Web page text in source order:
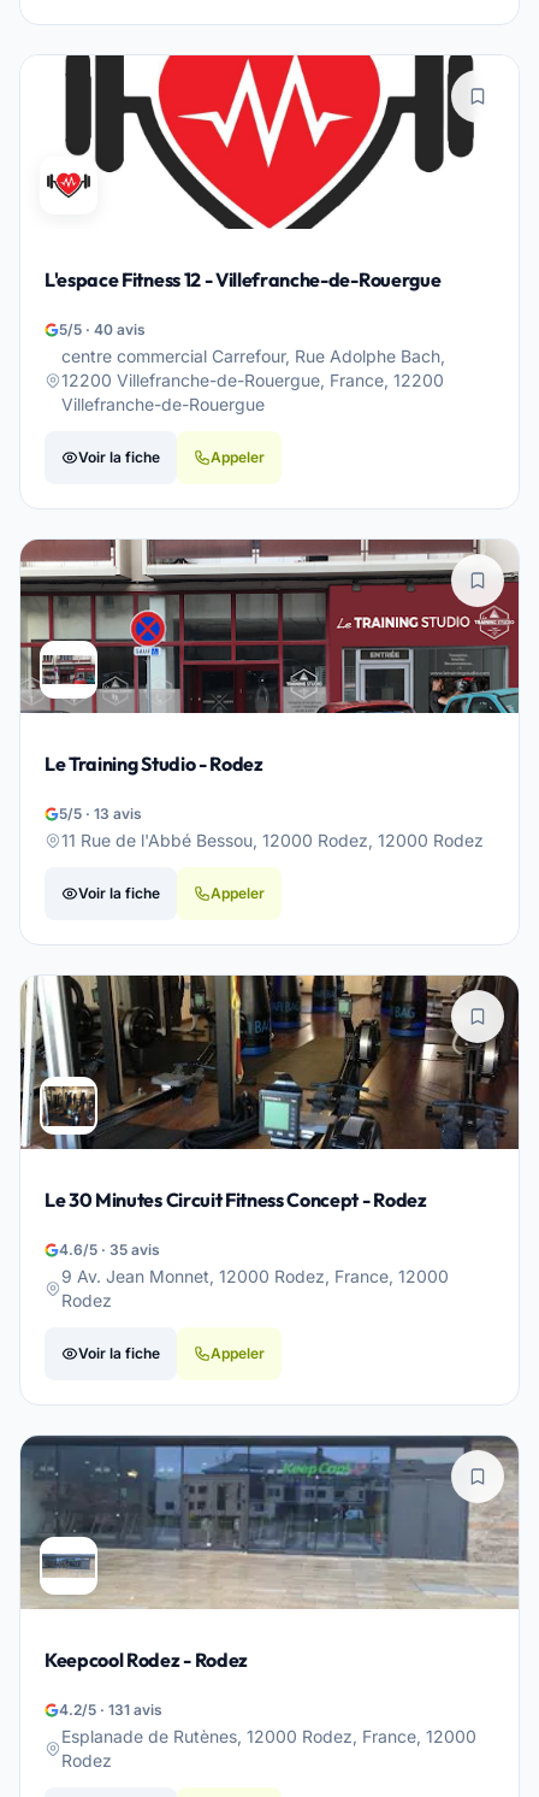
L'espace Fitness 12 - Villefranche-de-Rouergue
5/5 · 40 avis
centre commercial Carrefour, Rue Adolphe Bach,
12200 Villefranche-de-Rouergue, France, 12200
Villefranche-de-Rouergue
Voir la fiche Appeler
Le Training Studio - Rodez
5/5 · 13 avis
11 Rue de l'Abbé Bessou, 12000 Rodez, 12000 Rodez
Voir la fiche Appeler
Le 30 Minutes Circuit Fitness Concept - Rodez
4.6/5 · 35 avis
9 Av. Jean Monnet, 12000 Rodez, France, 12000
Rodez
Voir la fiche Appeler
Keepcool Rodez - Rodez
4.2/5 · 131 avis
Esplanade de Rutènes, 12000 Rodez, France, 12000
Rodez